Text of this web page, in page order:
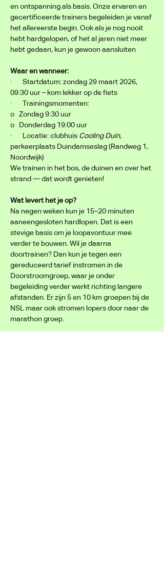
en ontspanning als basis. Onze ervaren en
gecertificeerde trainers begeleiden je vanaf
het allereerste begin. Ook als je nog nooit
hebt hardgelopen, of het al jaren niet meer
hebt gedaan, kun je gewoon aansluiten
Waar en wanneer:
·       Startdatum: zondag 29 maart 2026,
09:30 uur – kom lekker op de fiets
·       Trainingsmomenten:
o   Zondag 9:30 uur
o   Donderdag 19:00 uur
·       Locatie: clubhuis Cooling Duin,
parkeerplaats Duindamseslag (Randweg 1,
Noordwijk)
We trainen in het bos, de duinen en over het
strand — dat wordt genieten!
Wat levert het je op?
Na negen weken kun je 15–20 minuten
aaneengesloten hardlopen. Dat is een
stevige basis om je loopavontuur mee
verder te bouwen. Wil je daarna
doortrainen? Dan kun je tegen een
gereduceerd tarief instromen in de
Doorstroomgroep, waar je onder
begeleiding verder werkt richting langere
afstanden. Er zijn 5 en 10 km groepen bij de
NSL maar ook stromen lopers door naar de
marathon groep.